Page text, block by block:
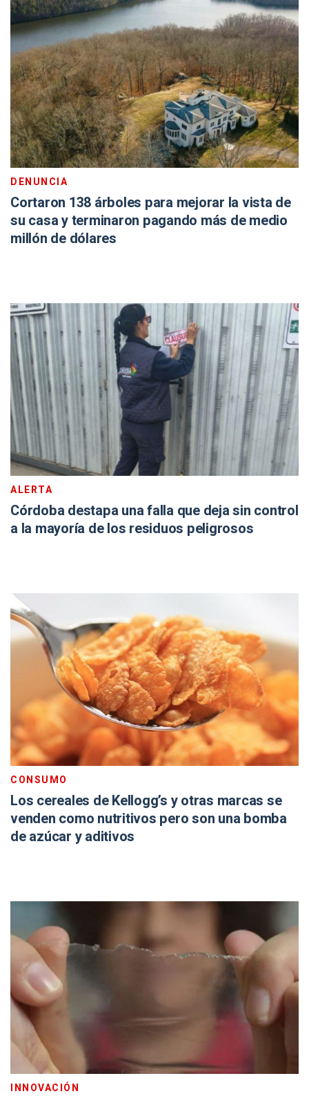
DENUNCIA
Cortaron 138 árboles para mejorar la vista de
su casa y terminaron pagando más de medio
millón de dólares
ALERTA
Córdoba destapa una falla que deja sin control
a la mayoría de los residuos peligrosos
CONSUMO
Los cereales de Kellogg’s y otras marcas se
venden como nutritivos pero son una bomba
de azúcar y aditivos
INNOVACIÓN